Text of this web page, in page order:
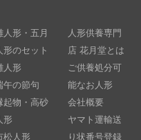
人形・五月
形のセット
人形
午の節句
起物・高砂
形
松人形
人形供養専門
店 花月堂とは
ご供養処分可
能なお人形
会社概要
ヤマト運輸送
り状番号登録